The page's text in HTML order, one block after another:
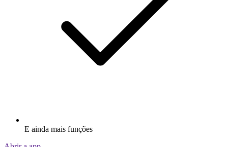
E ainda mais funções